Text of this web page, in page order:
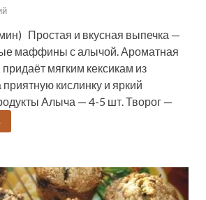
Простая и вкусная выпечка —
маффины с алычой. Ароматная
мягким кексикам из
кислинку и яркий
Алыча — 4-5 шт. Творог —